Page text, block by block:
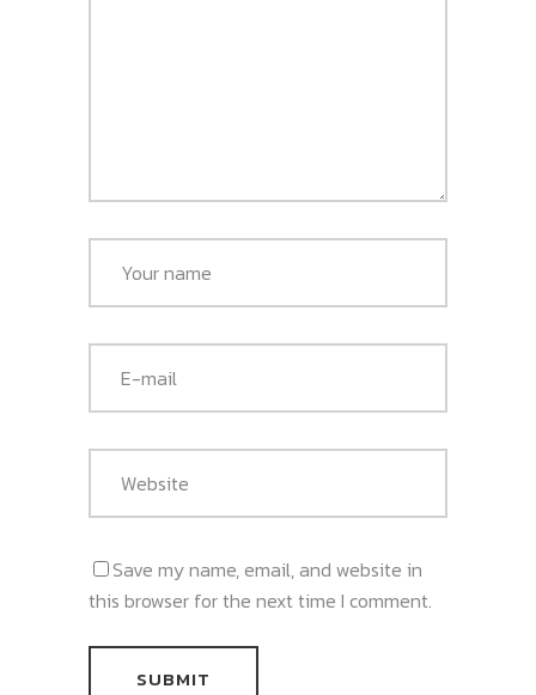
Save my name, email, and website in
this browser for the next time I comment.